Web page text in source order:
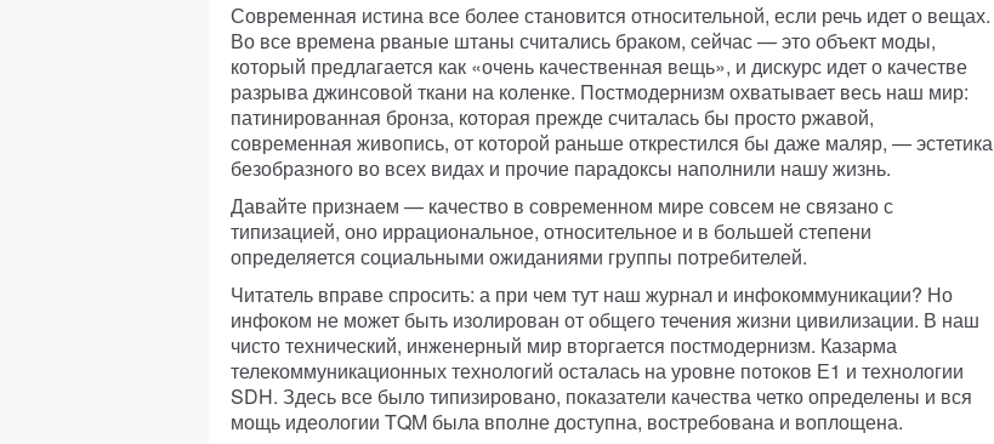
Современная истина все более становится относительной, если речь идет о вещах.
Во все времена рваные штаны считались браком, сейчас — это объект моды,
который предлагается как «очень качественная вещь», и дискурс идет о качестве
разрыва джинсовой ткани на коленке. Постмодернизм охватывает весь наш мир:
патинированная бронза, которая прежде считалась бы просто ржавой,
современная живопись, от которой раньше открестился бы даже маляр, — эстетика
безобразного во всех видах и прочие парадоксы наполнили нашу жизнь.
Давайте признаем — качество в современном мире совсем не связано с
типизацией, оно иррациональное, относительное и в большей степени
определяется социальными ожиданиями группы потребителей.
Читатель вправе спросить: а при чем тут наш журнал и инфокоммуникации? Но
инфоком не может быть изолирован от общего течения жизни цивилизации. В наш
чисто технический, инженерный мир вторгается постмодернизм. Казарма
телекоммуникационных технологий осталась на уровне потоков Е1 и технологии
SDH. Здесь все было типизировано, показатели качества четко определены и вся
мощь идеологии TQM была вполне доступна, востребована и воплощена.